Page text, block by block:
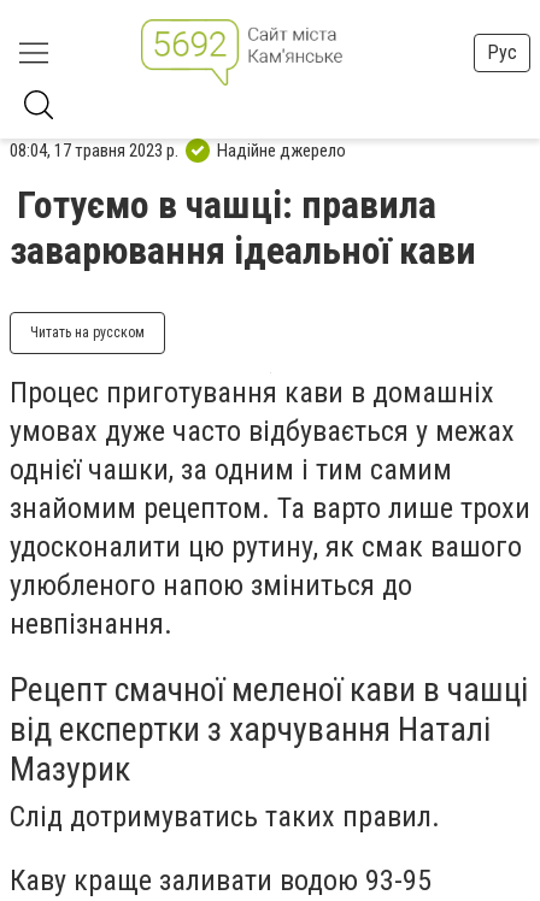
Рус
08:04, 17 травня 2023 р. Надійне джерело
Готуємо в чашці: правила
заварювання ідеальної кави
Читать на русском
Процес приготування кави в домашніх
умовах дуже часто відбувається у межах
однієї чашки, за одним і тим самим
знайомим рецептом. Та варто лише трохи
удосконалити цю рутину, як смак вашого
улюбленого напою зміниться до
невпізнання.
Рецепт смачної меленої кави в чашці
від експертки з харчування Наталі
Мазурик
Слід дотримуватись таких правил.
Каву краще заливати водою 93-95